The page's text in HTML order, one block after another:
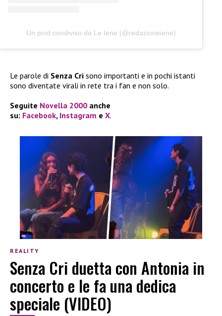
Un post condiviso da Le Iene (@redazioneiene)
Le parole di Senza Cri sono importanti e in pochi istanti
sono diventate virali in rete tra i fan e non solo.
Seguite Novella 2000 anche
su: Facebook, Instagram e X.
REALITY
Senza Cri duetta con Antonia in
concerto e le fa una dedica
speciale (VIDEO)